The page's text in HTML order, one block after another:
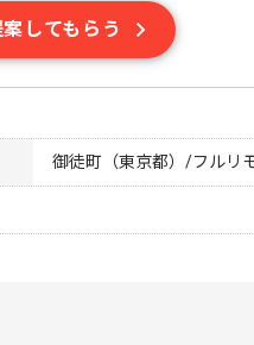
してもらう
御徒町（東京都）/フルリ